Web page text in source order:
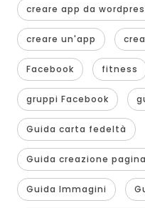
creare app da
creare un'app
Facebook fitness
gruppi Facebook
Guida carta fedeltà
Guida creazione
Guida Immagini